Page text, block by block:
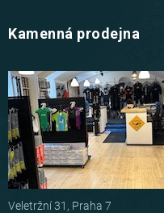
Kamenná prodejna
Veletržní 31, Praha 7